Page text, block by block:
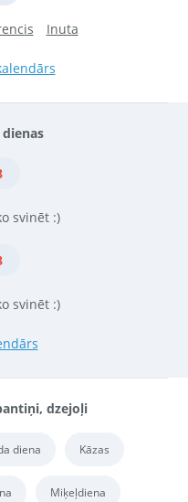
Inuta
svinēt :)
svinēt :)
dzejoļi
diena Kāzas
Miķeļdiena